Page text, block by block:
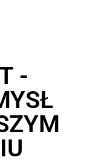
-